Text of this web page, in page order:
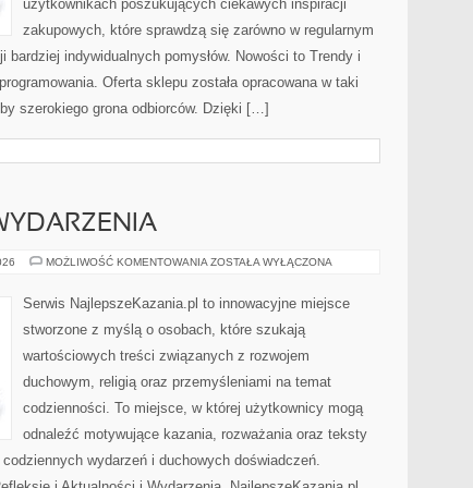
użytkownikach poszukujących ciekawych inspiracji
zakupowych, które sprawdzą się zarówno w regularnym
indywidualnych pomysłów. Nowości to Trendy i
Oferta sklepu została opracowana w taki
szerokiego grona odbiorców. Dzięki […]
MOŻLIWOŚĆ KOMENTOWANIA AKTUALNOŚCI
ZOSTAŁA WYŁĄCZONA
Serwis NajlepszeKazania.pl to innowacyjne miejsce
stworzone z myślą o osobach, które szukają
wartościowych treści związanych z rozwojem
duchowym, religią oraz przemyśleniami na temat
codzienności. To miejsce, w której użytkownicy mogą
odnaleźć motywujące kazania, rozważania oraz teksty
wydarzeń i duchowych doświadczeń.